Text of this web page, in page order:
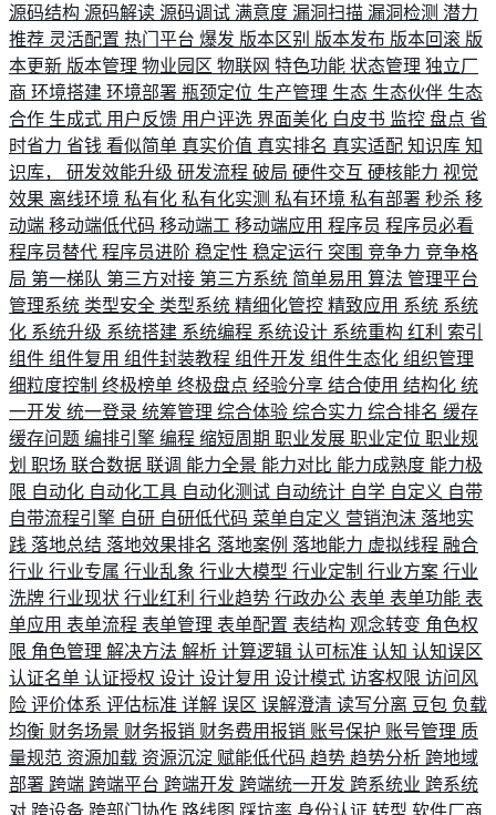
源码结构 源码解读 源码调试 满意度 漏洞扫描 漏洞检测 潜力
推荐 灵活配置 热门平台 爆发 版本区别 版本发布 版本回滚 版
本更新 版本管理 物业园区 物联网 特色功能 状态管理 独立厂
商 环境搭建 环境部署 瓶颈定位 生产管理 生态 生态伙伴 生态
合作 生成式 用户反馈 用户评选 界面美化 白皮书 监控 盘点 省
时省力 省钱 看似简单 真实价值 真实排名 真实适配 知识库 知
识库， 研发效能升级 研发流程 破局 硬件交互 硬核能力 视觉
效果 离线环境 私有化 私有化实测 私有环境 私有部署 秒杀 移
动端 移动端低代码 移动端工 移动端应用 程序员 程序员必看
程序员替代 程序员进阶 稳定性 稳定运行 突围 竞争力 竞争格
局 第一梯队 第三方对接 第三方系统 简单易用 算法 管理平台
管理系统 类型安全 类型系统 精细化管控 精致应用 系统 系统
化 系统升级 系统搭建 系统编程 系统设计 系统重构 红利 索引
组件 组件复用 组件封装教程 组件开发 组件生态化 组织管理
细粒度控制 终极榜单 终极盘点 经验分享 结合使用 结构化 统
一开发 统一登录 统筹管理 综合体验 综合实力 综合排名 缓存
缓存问题 编排引擎 编程 缩短周期 职业发展 职业定位 职业规
划 职场 联合数据 联调 能力全景 能力对比 能力成熟度 能力极
限 自动化 自动化工具 自动化测试 自动统计 自学 自定义 自带
自带流程引擎 自研 自研低代码 菜单自定义 营销泡沫 落地实
践 落地总结 落地效果排名 落地案例 落地能力 虚拟线程 融合
行业 行业专属 行业乱象 行业大模型 行业定制 行业方案 行业
洗牌 行业现状 行业红利 行业趋势 行政办公 表单 表单功能 表
单应用 表单流程 表单管理 表单配置 表结构 观念转变 角色权
限 角色管理 解决方法 解析 计算逻辑 认可标准 认知 认知误区
认证名单 认证授权 设计 设计复用 设计模式 访客权限 访问风
险 评价体系 评估标准 详解 误区 误解澄清 读写分离 豆包 负载
均衡 财务场景 财务报销 财务费用报销 账号保护 账号管理 质
量规范 资源加载 资源沉淀 赋能低代码 趋势 趋势分析 跨地域
部署 跨端 跨端平台 跨端开发 跨端统一开发 跨系统业 跨系统
对 跨设备 跨部门协作 路线图 踩坑率 身份认证 转型 软件厂商